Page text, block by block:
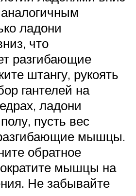
ладони
что
разгибающие
штангу, рукоять
гантелей на
ладони
пусть вес
мышцы.
обратное
мышцы на
Не забывайте